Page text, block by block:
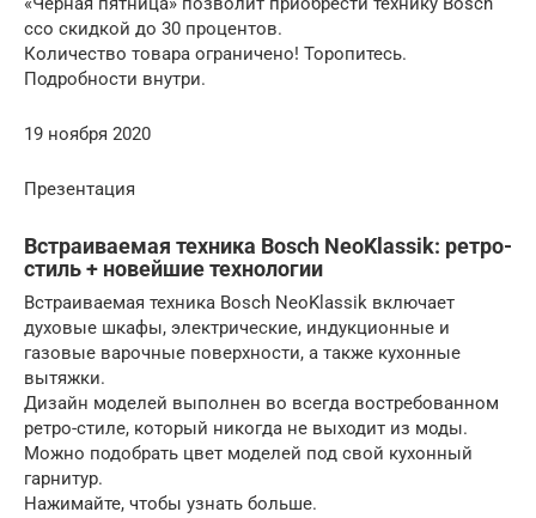
cсо скидкой до 30 процентов.
Количество товара ограничено! Торопитесь.
Подробности внутри.
19 ноября 2020
Презентация
Встраиваемая техника Bosch NeoKlassik: ретро-
стиль + новейшие технологии
Встраиваемая техника Bosch NeoKlassik включает
духовые шкафы, электрические, индукционные и
газовые варочные поверхности, а также кухонные
вытяжки.
Дизайн моделей выполнен во всегда востребованном
ретро-стиле, который никогда не выходит из моды.
Можно подобрать цвет моделей под свой кухонный
гарнитур.
Нажимайте, чтобы узнать больше.